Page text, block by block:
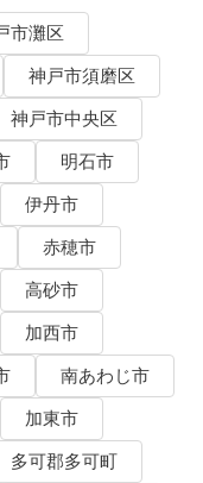
市灘区
神戸市須磨区
神戸市中央区
明石市
伊丹市
赤穂市
高砂市
加西市
南あわじ市
加東市
多可郡多可町